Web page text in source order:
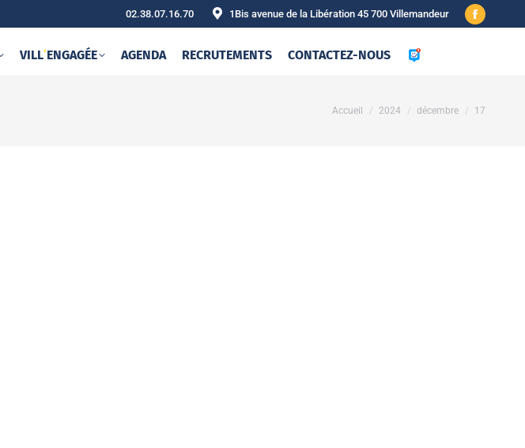
02.38.07.16.70 1Bis avenue de la Libération 45 700 Villemandeur
Facebook
new
VILL‘ENGAGÉE AGENDA RECRUTEMENTS CONTACTEZ-NOUS
Vous êtes ici :
Accueil 2024 décembre 17